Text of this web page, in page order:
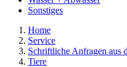
Sonstiges
Home
Service
Schriftliche Anfragen aus
Tiere